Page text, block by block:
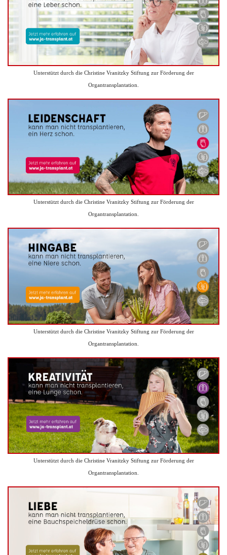
Unterstützt durch die Christine Vranitzky Stiftung zur Förderung der
Organtransplantation.
Unterstützt durch die Christine Vranitzky Stiftung zur Förderung der
Organtransplantation.
Unterstützt durch die Christine Vranitzky Stiftung zur Förderung der
Organtransplantation.
Unterstützt durch die Christine Vranitzky Stiftung zur Förderung der
Organtransplantation.